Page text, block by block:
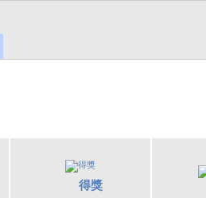
得獎